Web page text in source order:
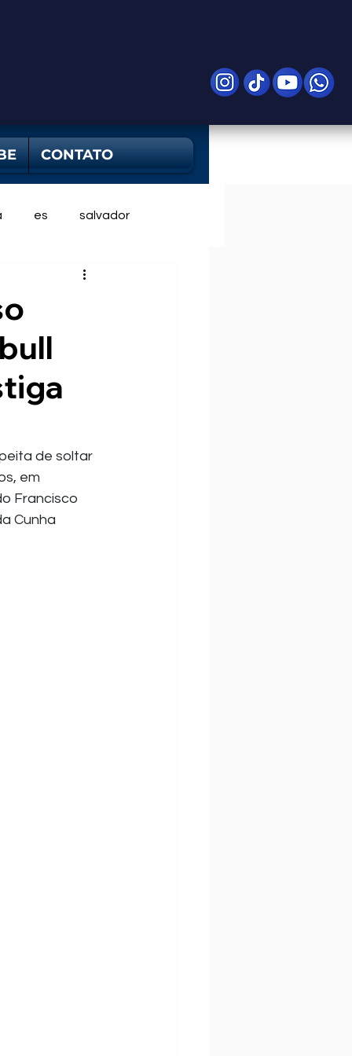
CONTATO
es salvador
de soltar
em
Francisco
Cunha